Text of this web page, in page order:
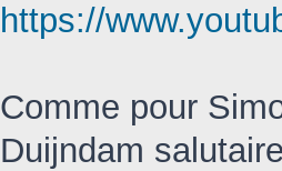
https://
Comme pour
Duijndam